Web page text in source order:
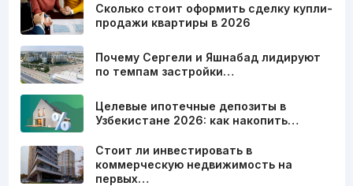
Сколько стоит оформить сделку купли-
продажи квартиры в 2026
Почему Сергели и Яшнабад лидируют
по темпам застройки…
Целевые ипотечные депозиты в
Узбекистане 2026: как накопить…
Стоит ли инвестировать в
коммерческую недвижимость на
первых…